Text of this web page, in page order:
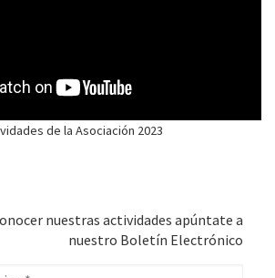
de la Asociación 2023
nuestras actividades apúntate a
nuestro Boletín Electrónico